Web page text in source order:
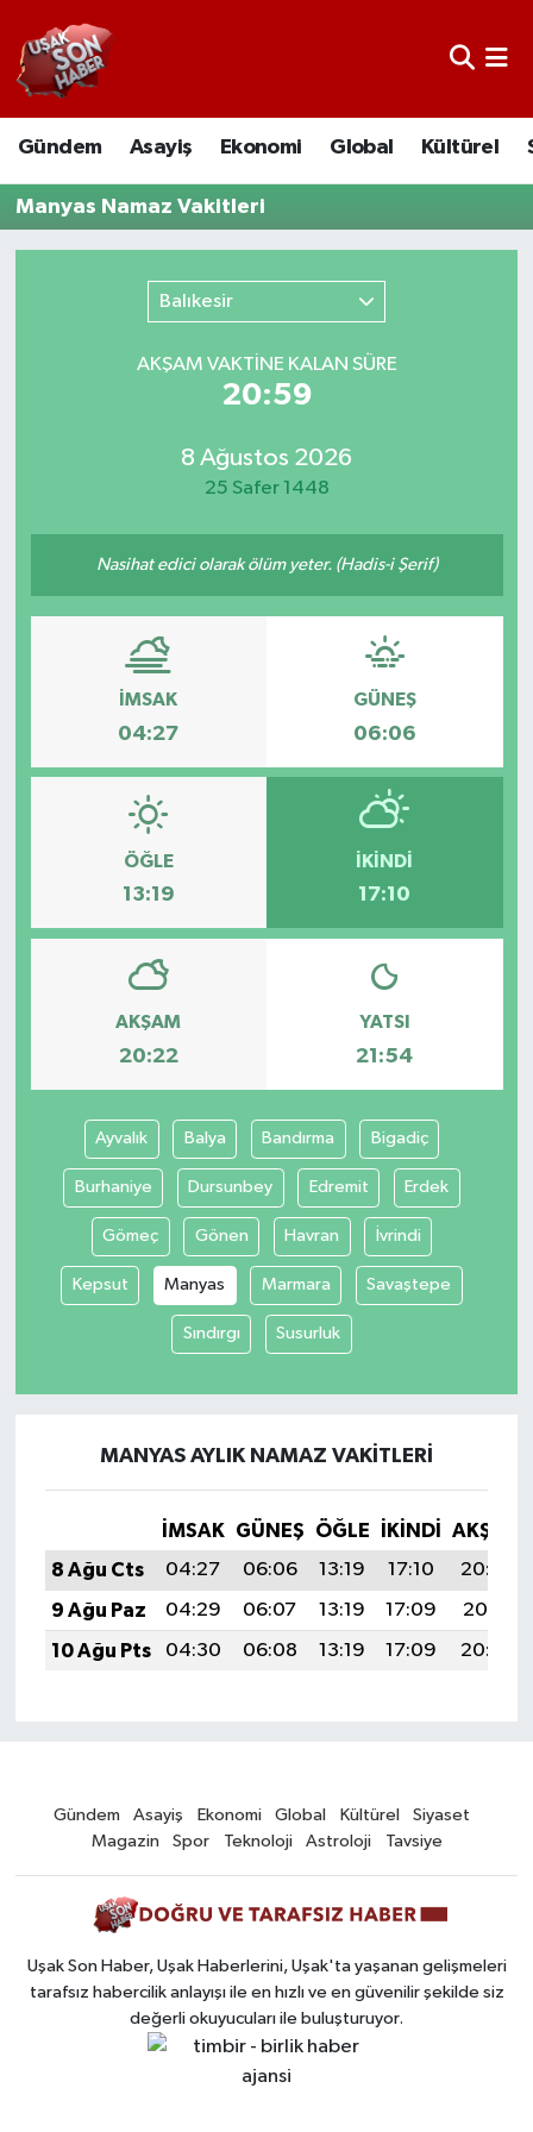
Gündem Asayiş Ekonomi Global Kültürel
Manyas Namaz Vakitleri
Balıkesir
AKŞAM VAKTİNE KALAN SÜRE
20:59
8 Ağustos 2026
25 Safer 1448
Nasihat edici olarak ölüm yeter. (Hadis-i Şerif)
İMSAK
04:27
GÜNEŞ
06:06
ÖĞLE
13:19
İKINDI
17:10
AKŞAM
20:22
YATSI
21:54
Ayvalık Balya Bandırma Bigadiç
Burhaniye Dursunbey Edremit Erdek
Gömeç Gönen Havran İvrindi
Kepsut Manyas Marmara Savaştepe
Sındırgı Susurluk
MANYAS AYLIK NAMAZ VAKITLERI
İMSAK GÜNEŞ ÖĞLE İKINDI
AKŞAM
8 Ağu Cts
04:27 06:06 13:19 17:10
20:22
9 Ağu Paz
04:29 06:07 13:19 17:09
20:21
10 Ağu Pts
04:30 06:08 13:19 17:09 20:20
Gündem Asayiş Ekonomi Global Kültürel
Siyaset
Magazin
Spor Teknoloji Astroloji Tavsiye
Uşak Son Haber, Uşak Haberlerini, Uşak'ta yaşanan gelişmeleri
tarafsız habercilik anlayışı ile en hızlı ve en güvenilir şekilde siz
değerli okuyucuları ile buluşturuyor.
Uşak Nöbetçi Eczaneler
Uşak Hava Durumu
Uşak Namaz Vakitleri
Son Dakika Haberleri